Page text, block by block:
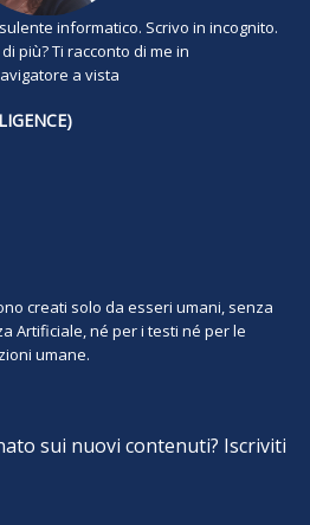
informatico. Scrivo in incognito.
più? Ti racconto di me in
a vista
creati solo da esseri umani, senza
Artificiale, né per i testi né per le
umane.
sui nuovi contenuti? Iscriviti